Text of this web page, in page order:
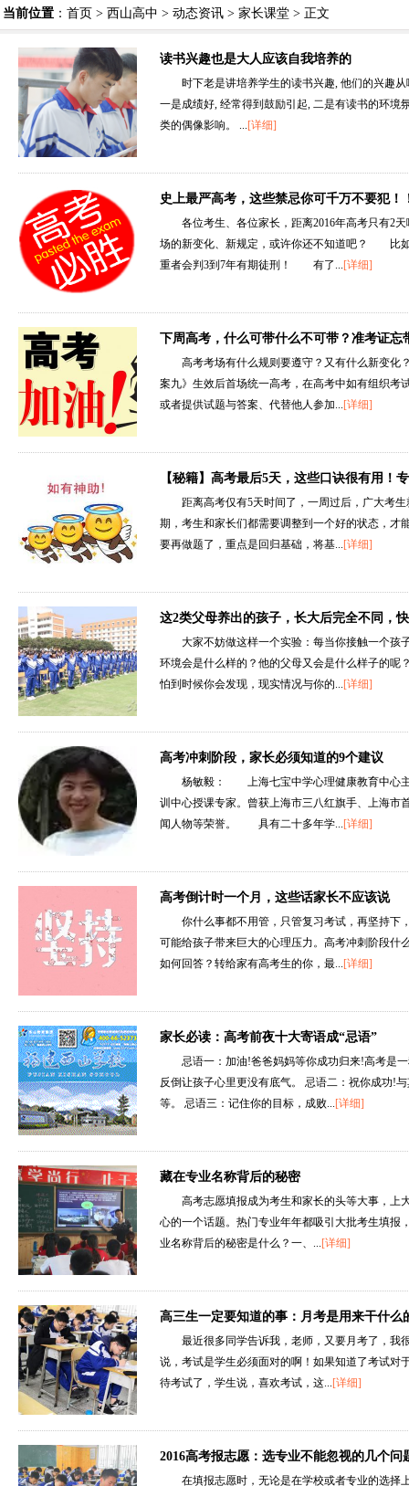
当前位置 ： 首页 > 西山高中 > 动态资讯 > 家长课堂 > 正文
读书兴趣也是大人应该自我培养的
时下老是讲培养学生的读书兴趣, 他们的兴趣
一是成绩好, 经常得到鼓励引起, 二是有读书的环境
类的偶像影响。 ...[详细]
史上最严高考，这些禁忌你可千万不要犯！
各位考生、各位家长，距离2016年高考只有2
场的新变化、新规定，或许你还不知道吧？
重者会判3到7年有期徒刑！ 有了...[详细]
下周高考，什么可带什么不可带？准考证
吗……高考考场有什么规则要遵守？又有什么新变化
案九》生效后首场统一高考，在高考中如有组织考
或者提供试题与答案、代替他人参加...[详细]
【秘籍】高考最后5天，这些口诀很有用！
距离高考仅有5天时间了，一周过后，广大考
期，考生和家长们都需要调整到一个好的状态，
要再做题了，重点是回归基础，将基...[详细]
这2类父母养出的孩子，长大后完全不同，
大家不妨做这样一个实验：每当你接触一个孩
环境会是什么样的？他的父母又会是什么样子的呢
怕到时候你会发现，现实情况与你的...[详细]
高考冲刺阶段，家长必须知道的9个建议
杨敏毅： 上海七宝中学心理健康教育中心
训中心授课专家。曾获上海市三八红旗手、上海市
闻人物等荣誉。 具有二十多年学...[详细]
高考倒计时一个月，这些话家长不应该说
你什么事都不用管，只管复习考试，再坚持
可能给孩子带来巨大的心理压力。高考冲刺阶段什
如何回答？转给家有高考生的你，最...[详细]
家长必读：高考前夜十大寄语成“忌语”
忌语一：加油!爸爸妈妈等你成功归来!高考是
反倒让孩子心里更没有底气。 忌语二：祝你成功!
等。 忌语三：记住你的目标，成败...[详细]
藏在专业名称背后的秘密
高考志愿填报成为考生和家长的头等大事，上
心的一个话题。热门专业年年都吸引大批考生填报
业名称背后的秘密是什么？一、...[详细]
高三生一定要知道的事：月考是用来干什么
最近很多同学告诉我，老师，又要月考了，我
说，考试是学生必须面对的啊！如果知道了考试对
待考试了，学生说，喜欢考试，这...[详细]
2016高考报志愿：选专业不能忽视的几个问
在填报志愿时，无论是在学校或者专业的选择